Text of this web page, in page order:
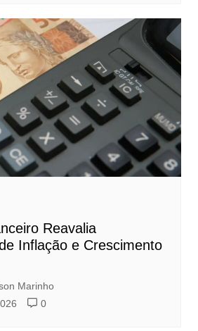
Reavalia
Inflação e Crescimento
Marinho
0